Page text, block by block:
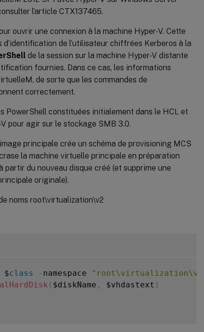
l’article CTX137465.
ouvrir une connexion à la machine Hyper-V. Cette
de l’utilisateur chiffrées Kerberos à la
de la session sur la machine Hyper-V distante
fournies. Dans ce cas, les informations
de sorte que les commandes de
correctement.
PowerShell constituées initialement dans le HCL et
pour agir sur le stockage SMB 3.0.
principale crée un schéma de provisioning MCS
la machine virtuelle principale en préparation
du nouveau disque créé (et supprime une
originale).
noms root\virtualization\v2
$class - namespace "root\virtualization\v2"
( $diskName , $vhdastext )